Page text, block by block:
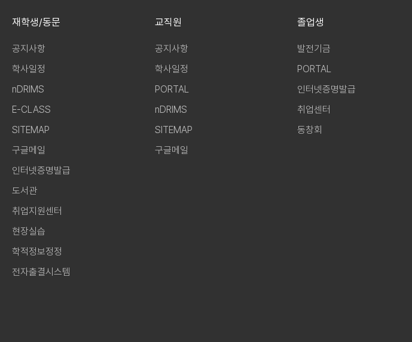
재학생/동문
공지사항
학사일정
nDRIMS
E-CLASS
SITEMAP
구글메일
인터넷증명발급
도서관
취업지원센터
현장실습
학적정보정정
전자출결시스템
교직원
공지사항
학사일정
PORTAL
nDRIMS
SITEMAP
구글메일
졸업생
발전기금
PORTAL
인터넷증명발급
취업센터
동창회